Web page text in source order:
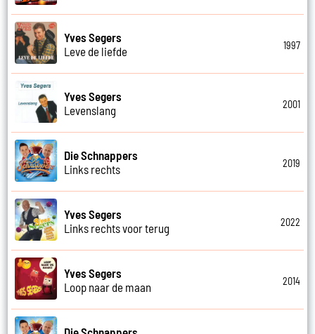
Yves Segers
Leve de liefde
1997
Yves Segers
Levenslang
2001
Die Schnappers
Links rechts
2019
Yves Segers
Links rechts voor terug
2022
Yves Segers
Loop naar de maan
2014